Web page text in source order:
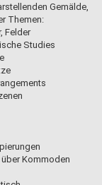
Gemälde,
Themen:
Felder
Studies
Kommoden